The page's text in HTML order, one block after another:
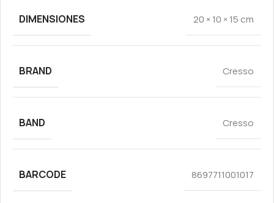
DIMENSIONES 20 × 10 × 15 cm
BRAND Cresso
BAND Cresso
BARCODE 8697711001017